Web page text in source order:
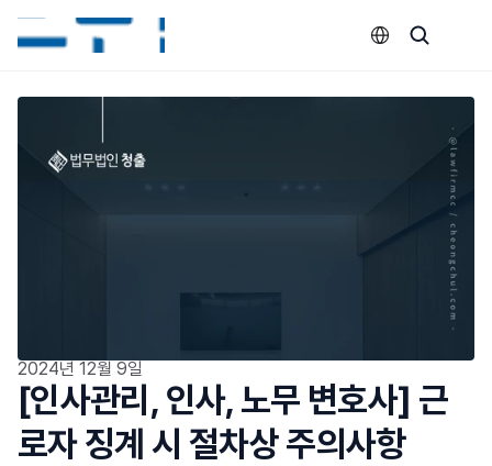
2024년 12월 9일
[인사관리, 인사, 노무 변호사] 근
로자 징계 시 절차상 주의사항
Select Language